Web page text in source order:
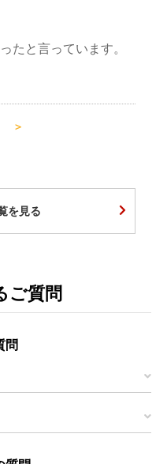
たと言っています。
＞
を見る
ご質問
問